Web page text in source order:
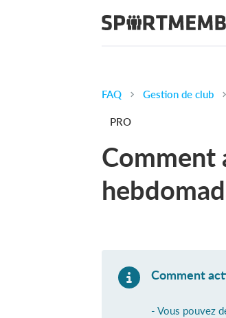
FAQ Gestion de club
PRO
Comment
Comment
- Vous pouvez